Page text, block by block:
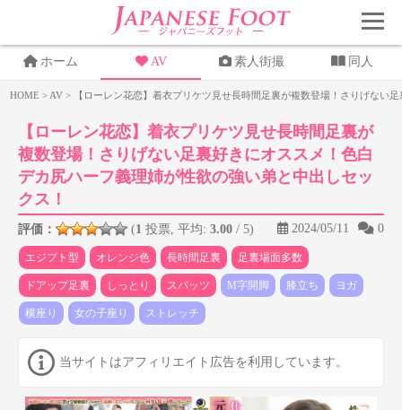
ホーム AV 素人街撮 同人
HOME > AV > 【ローレン花恋】着衣プリケツ見せ長時間足裏が複数登場！さりげない
【ローレン花恋】着衣プリケツ見せ長時間足裏が
複数登場！さりげない足裏好きにオススメ！色白
デカ尻ハーフ義理姉が性欲の強い弟と中出しセッ
クス！
評価： (1 投票, 平均: 3.00 / 5) 2024/05/11 0
エジプト型 オレンジ色 長時間足裏 足裏場面多数
ドアップ足裏 しっとり スパッツ M字開脚 膝立ち ヨガ
横座り 女の子座り ストレッチ
当サイトはアフィリエイト広告を利用しています。